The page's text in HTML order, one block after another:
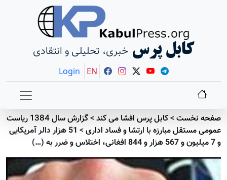
کابل پرس خبری، تحلیلی و انتقادی
Login EN
صفحه نخست>کابل پرس افشا می کند>
گزارش سال 1384 رياست
عمومی مستقل مبارزه با ارتشا و فساد اداری>
51 هزار دالر آمريکايی
و 7 ميليون و 567 هزار و 844 افغانی، اختلاس و ضرر به (…)